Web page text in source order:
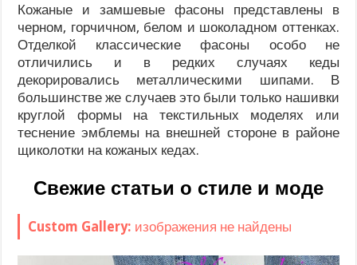
Кожаные и замшевые фасоны представлены в
черном, горчичном, белом и шоколадном оттенках.
Отделкой классические фасоны особо не
отличились и в редких случаях кеды
декорировались металлическими шипами. В
большинстве же случаев это были только нашивки
круглой формы на текстильных моделях или
теснение эмблемы на внешней стороне в районе
щиколотки на кожаных кедах.
Свежие статьи о стиле и моде
Custom Gallery: изображения не найдены